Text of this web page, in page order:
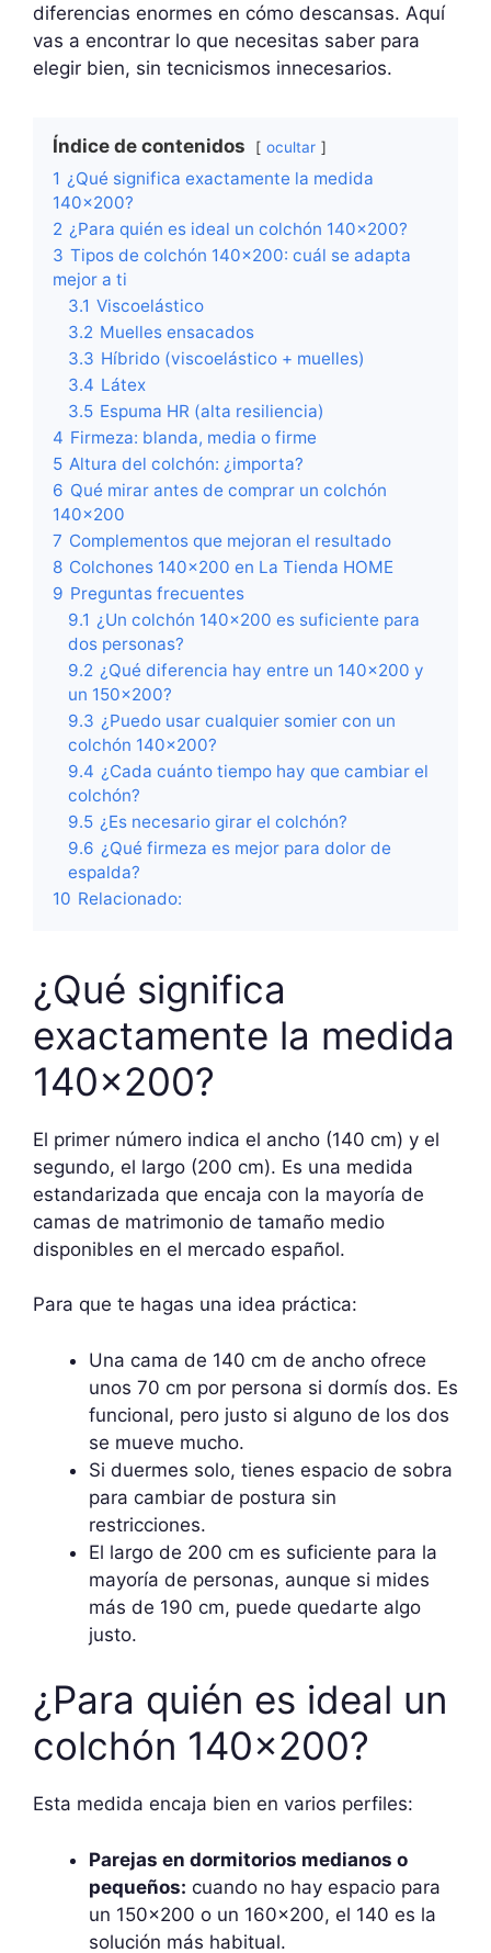
diferencias enormes en cómo descansas. Aquí
vas a encontrar lo que necesitas saber para
elegir bien, sin tecnicismos innecesarios.
Índice de contenidos ocultar
1 ¿Qué significa exactamente la medida
140×200?
2 ¿Para quién es ideal un colchón 140×200?
3 Tipos de colchón 140×200: cuál se adapta
mejor a ti
3.1 Viscoelástico
3.2 Muelles ensacados
3.3 Híbrido (viscoelástico + muelles)
3.4 Látex
3.5 Espuma HR (alta resiliencia)
4 Firmeza: blanda, media o firme
5 Altura del colchón: ¿importa?
6 Qué mirar antes de comprar un colchón
140×200
7 Complementos que mejoran el resultado
8 Colchones 140×200 en La Tienda HOME
9 Preguntas frecuentes
9.1 ¿Un colchón 140×200 es suficiente para
dos personas?
9.2 ¿Qué diferencia hay entre un 140×200 y
un 150×200?
9.3 ¿Puedo usar cualquier somier con un
colchón 140×200?
9.4 ¿Cada cuánto tiempo hay que cambiar el
colchón?
9.5 ¿Es necesario girar el colchón?
9.6 ¿Qué firmeza es mejor para dolor de
espalda?
10 Relacionado:
¿Qué significa
exactamente la medida
140×200?
El primer número indica el ancho (140 cm) y el
segundo, el largo (200 cm). Es una medida
estandarizada que encaja con la mayoría de
camas de matrimonio de tamaño medio
disponibles en el mercado español.
Para que te hagas una idea práctica:
Una cama de 140 cm de ancho ofrece
unos 70 cm por persona si dormís dos. Es
funcional, pero justo si alguno de los dos
se mueve mucho.
Si duermes solo, tienes espacio de sobra
para cambiar de postura sin
restricciones.
El largo de 200 cm es suficiente para la
mayoría de personas, aunque si mides
más de 190 cm, puede quedarte algo
justo.
¿Para quién es ideal un
colchón 140×200?
Esta medida encaja bien en varios perfiles:
Parejas en dormitorios medianos o
pequeños: cuando no hay espacio para
un 150×200 o un 160×200, el 140 es la
solución más habitual.